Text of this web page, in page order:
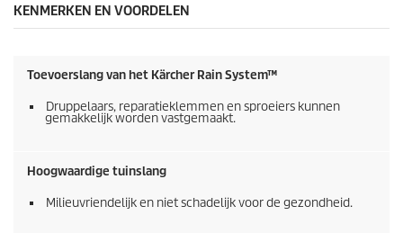
KENMERKEN EN VOORDELEN
Toevoerslang van het Kärcher Rain System™
Druppelaars, reparatieklemmen en sproeiers kunnen
gemakkelijk worden vastgemaakt.
Hoogwaardige tuinslang
Milieuvriendelijk en niet schadelijk voor de gezondheid.